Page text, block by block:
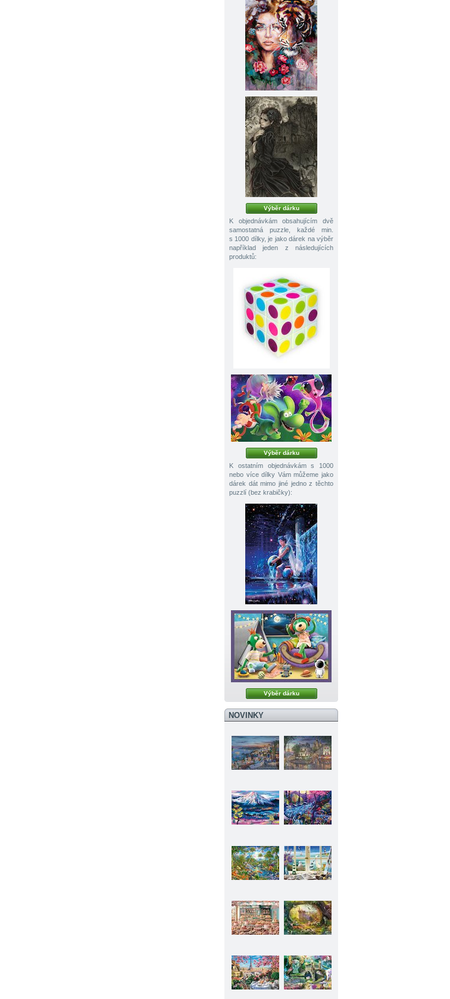
Výběr dárku
K objednávkám obsahujícím dvě
samostatná puzzle, každé min.
s 1000 dílky, je jako dárek na výběr
například jeden z následujících
produktů:
Výběr dárku
K ostatním objednávkám s 1000
nebo více dílky Vám můžeme jako
dárek dát mimo jiné jedno z těchto
puzzlí (bez krabičky):
Výběr dárku
NOVINKY